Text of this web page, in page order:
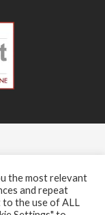
the most relevant
and repeat
to the use of ALL